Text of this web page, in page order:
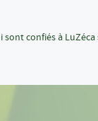
sont confiés à